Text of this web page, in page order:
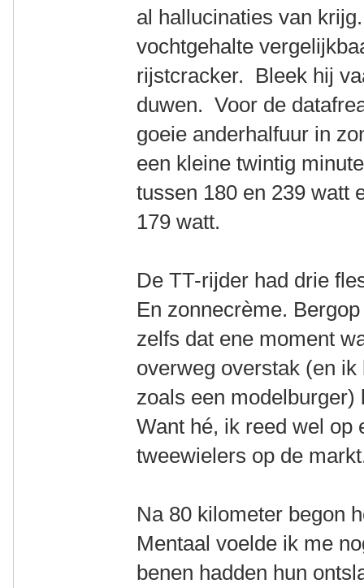
al hallucinaties van
vochtgehalte
rijstcracker. Bleek hij
duwen. Voor de
goeie anderhalfuur in
een kleine twintig
tussen 180 en 239 watt
179 watt.
De TT-rijder had drie
En zonnecrème.
zelfs dat ene moment
overweg overstak (en
zoals een modelburger)
Want hé, ik reed wel op
tweewielers op de
Na 80 kilometer begon
Mentaal voelde ik me
benen hadden hun